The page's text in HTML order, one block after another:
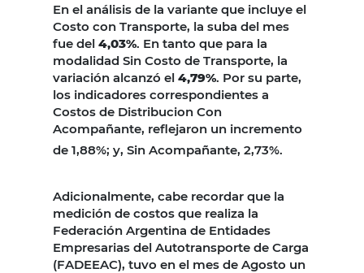
En el análisis de la variante que incluye el
Costo con Transporte, la suba del mes
fue del 4,03%. En tanto que para la
modalidad Sin Costo de Transporte, la
variación alcanzó el 4,79%. Por su parte,
los indicadores correspondientes a
Costos de Distribucion Con
Acompañante, reflejaron un incremento
de 1,88%; y, Sin Acompañante, 2,73%.
Adicionalmente, cabe recordar que la
medición de costos que realiza la
Federación Argentina de Entidades
Empresarias del Autotransporte de Carga
(FADEEAC), tuvo en el mes de Agosto un